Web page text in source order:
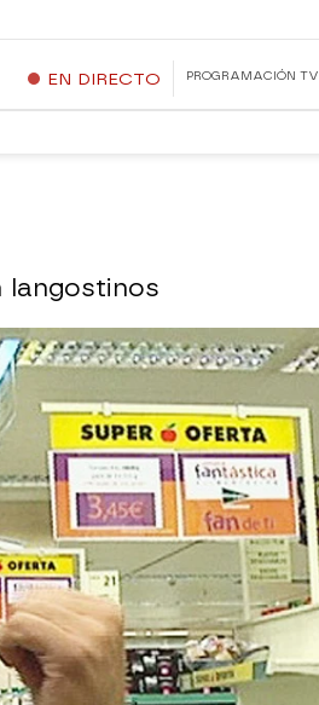
EN DIRECTO PROGRAMACIÓN TV
langostinos